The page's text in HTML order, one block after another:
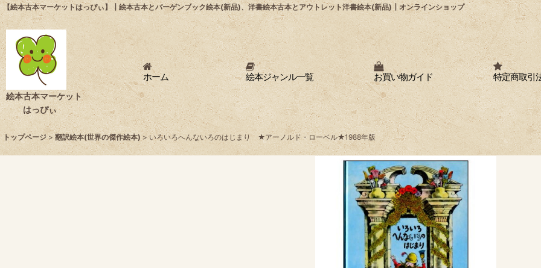
【絵本古本マーケットはっぴぃ】┃絵本古本とバーゲンブック絵本(新品)、洋書絵本古本とアウトレット洋書絵本(新品)┃オンラインショップ
絵本古本マーケット
はっぴぃ
ホーム 絵本ジャンル一覧 お買い物ガイド 特定商取引
トップページ > 翻訳絵本(世界の傑作絵本) > いろいろへんないろのはじまり ★アーノルド・ローベル★1988年版